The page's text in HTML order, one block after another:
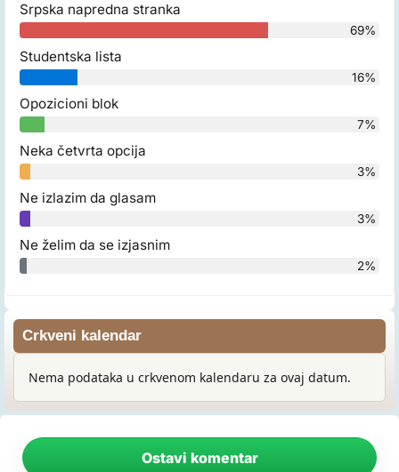
Srpska napredna stranka
69%
Studentska lista
16%
Opozicioni blok
7%
Neka četvrta opcija
3%
Ne izlazim da glasam
3%
Ne želim da se izjasnim
2%
Crkveni kalendar
Nema podataka u crkvenom kalendaru za ovaj datum.
Ostavi komentar